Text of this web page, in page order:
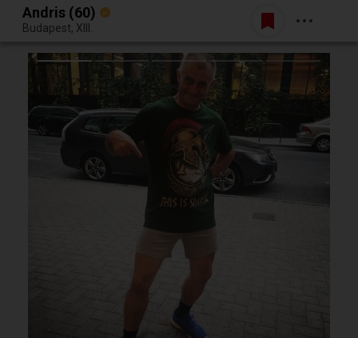
Egy jó randiból bármi lehet.
Belépés
Andris (60)
Budapest, XIII.